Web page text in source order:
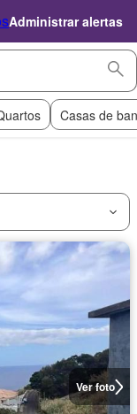
Administrar alertas
Casas de
Ver foto